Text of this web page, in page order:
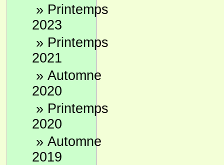
» Printemps
2023
» Printemps
2021
» Automne
2020
» Printemps
2020
» Automne
2019